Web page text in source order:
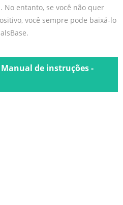
No entanto, se você não quer
você sempre pode baixá-lo
Manual de instruções -